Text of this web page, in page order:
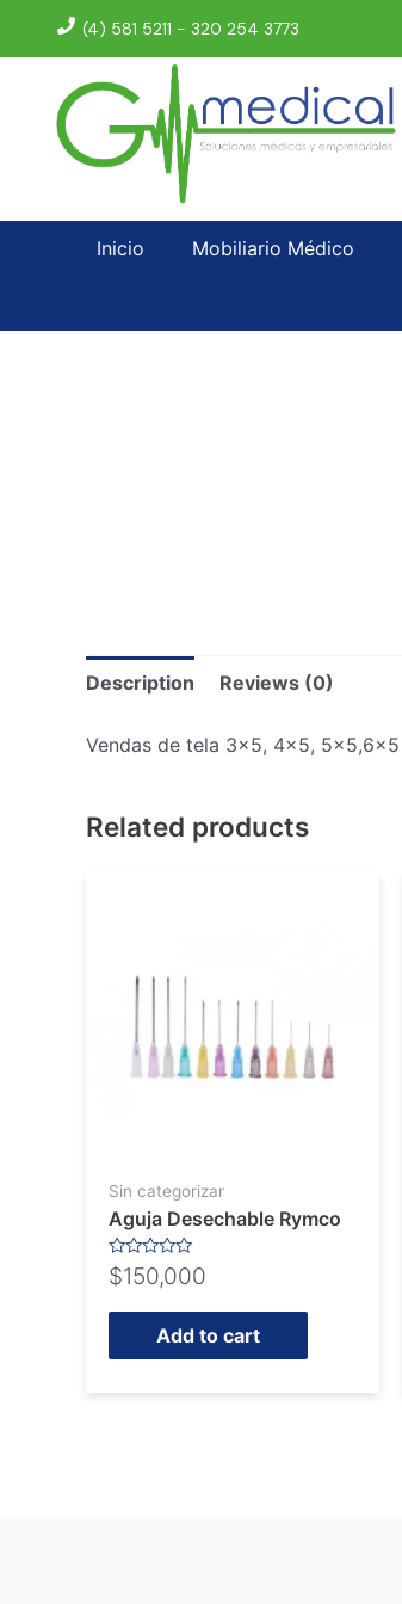
(4) 581 5211 - 320 254 3773
Inicio Mobiliario Médico
Description Reviews (0)
Vendas de tela 3×5, 4×5, 5×5,6×5
Related products
Sin categorizar
Aguja Desechable Rymco
Rated
0
of
$150,000
Add to cart